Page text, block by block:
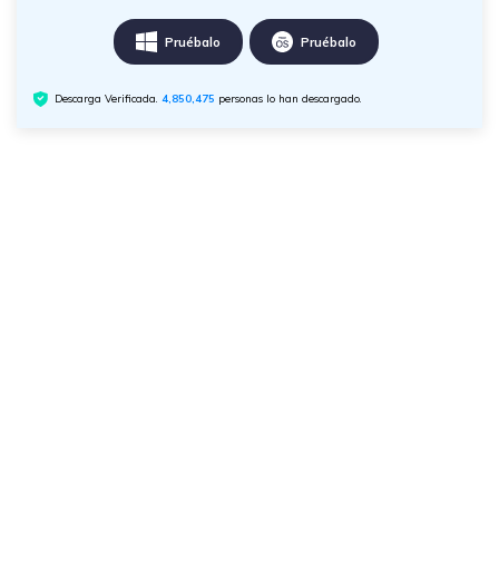
Pruébalo Pruébalo
Descarga Verificada.4,850,477 personas lo han descargado.